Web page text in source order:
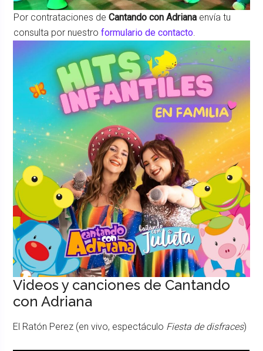
Por contrataciones de Cantando con Adrianaenvía tu
consulta por nuestro formulario de contacto.
Videos y canciones de Cantando
con Adriana
El Ratón Perez (en vivo, espectáculo Fiesta de disfraces)